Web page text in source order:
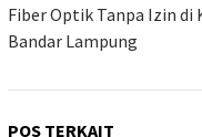
Fiber Optik Tanpa Izin di
Bandar Lampung
POS TERKAIT